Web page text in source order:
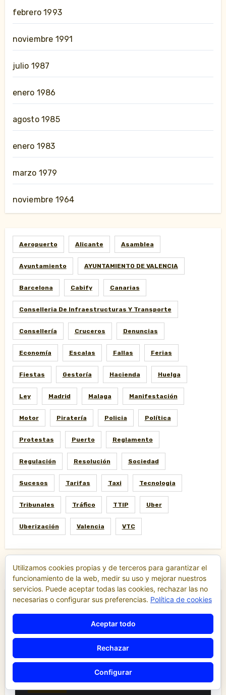
febrero 1993
noviembre 1991
julio 1987
enero 1986
agosto 1985
enero 1983
marzo 1979
noviembre 1964
Aeropuerto Alicante Asamblea
Ayuntamiento AYUNTAMIENTO DE VALENCIA
Barcelona Cabify Canarias
Conselleria De Infraestructuras Y Transporte
Consellería Cruceros Denuncias
Economía Escalas Fallas Ferias
Fiestas Gestoría Hacienda Huelga
Ley Madrid Malaga Manifestación
Motor Piratería Policia Política
Protestas Puerto Reglamento
Regulación Resolución Sociedad
Sucesos Tarifas Taxi Tecnologia
Tribunales Tráfico TTIP Uber
Uberización Valencia VTC
Comunicados y notas de prensa
Comunidad Valenciana
Confederación de Autónomos del Taxi de la
Comunidad Valenciana
Utilizamos cookies propias y de terceros para garantizar el
funcionamiento de la web, medir su uso y mejorar nuestros
servicios. Puede aceptar todas las cookies, rechazar las no
necesarias o configurar sus preferencias. Política de cookies
Aceptar todo
Rechazar
Configurar